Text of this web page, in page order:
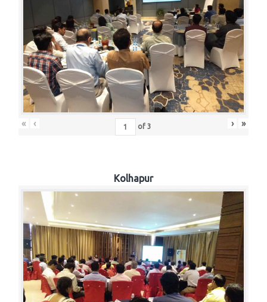
« ‹ of3 › »
Kolhapur